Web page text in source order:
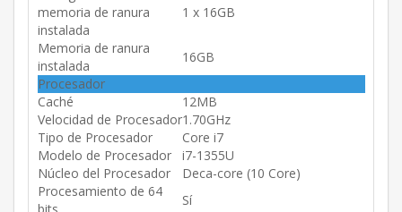
memoria de ranura
instalada
1 x 16GB
Memoria de ranura
instalada
16GB
Procesador
Caché
12MB
Velocidad de Procesador1.70GHz
Tipo de Procesador
Core i7
Modelo de Procesador
i7-1355U
Núcleo del Procesador
Deca-core (10 Core)
Procesamiento de 64
Sí